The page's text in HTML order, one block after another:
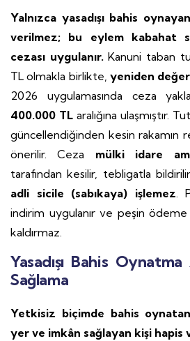
Yalnızca yasadışı bahis
verilmez; bu eylem kabahat
cezası uygulanır.Kanuni taban
TL olmakla birlikte, yeniden
2026 uygulamasında ceza
400.000 TLaralığına ulaşmıştır.
güncellendiğinden kesin rakamın
önerilir. Ceza mülki idare
tarafından kesilir, tebligatla
adli sicile (sabıkaya) işlemez.
indirim uygulanır ve peşin ödeme
kaldırmaz.
Yasadışı Bahis
Sağlama
Yetkisiz biçimde bahis
yer ve imkân sağlayan kişi hapis